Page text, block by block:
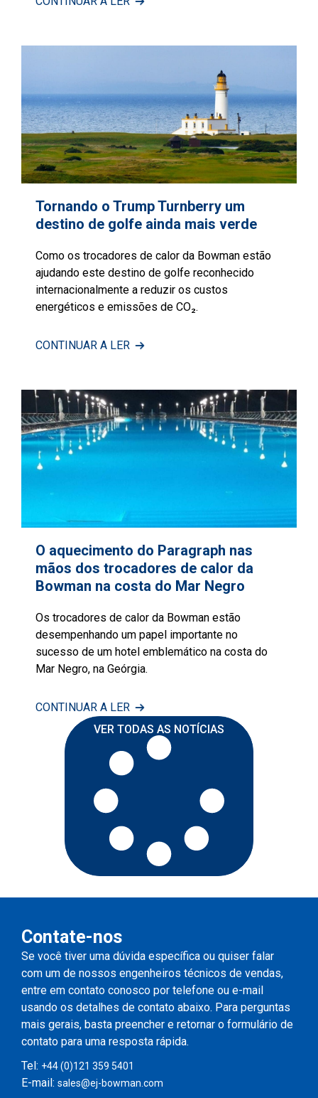
Tornando o Trump Turnberry um
destino de golfe ainda mais verde
Como os trocadores de calor da Bowman estão
ajudando este destino de golfe reconhecido
internacionalmente a reduzir os custos
energéticos e emissões de CO₂.
CONTINUAR A LER
O aquecimento do Paragraph nas
mãos dos trocadores de calor da
Bowman na costa do Mar Negro
Os trocadores de calor da Bowman estão
desempenhando um papel importante no
sucesso de um hotel emblemático na costa do
Mar Negro, na Geórgia.
CONTINUAR A LER
VER TODAS AS NOTÍCIAS
Contate-nos
Se você tiver uma dúvida específica ou quiser falar
com um de nossos engenheiros técnicos de vendas,
entre em contato conosco por telefone ou e-mail
usando os detalhes de contato abaixo. Para perguntas
mais gerais, basta preencher e retornar o formulário de
contato para uma resposta rápida.
Tel: +44 (0)121 359 5401
E-mail: sales@ej-bowman.com